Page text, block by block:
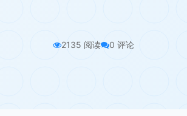
2135 阅读 0 评论